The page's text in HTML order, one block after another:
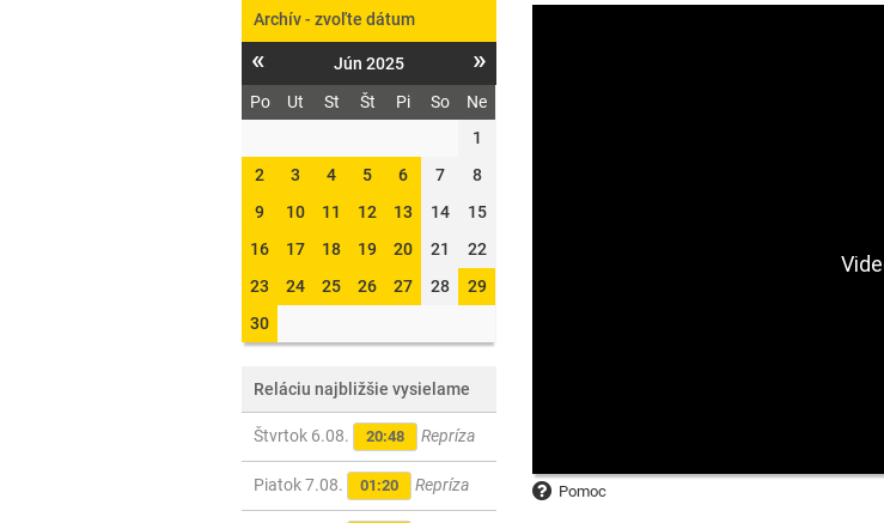
Pomoc
Archív - zvoľte dátum
« Jún 2025 »
Po Ut St Št Pi So
Ne
1
2
3 4 5 6 7
8
9
10 11 12 13 14
15
16
17 18 19 20 21
22
23
24 25 26 27 28
29
30
Reláciu najbližšie vysielame
Štvrtok 6.08. 20:48 Repríza
Piatok 7.08. 01:20 Repríza